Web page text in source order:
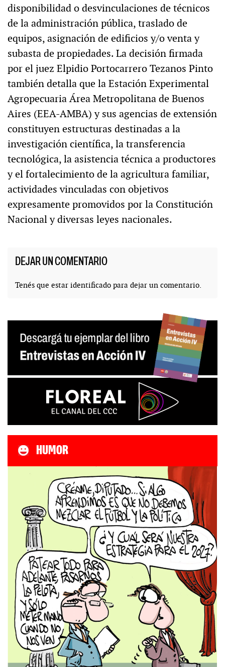
disponibilidad o desvinculaciones de técnicos
de la administración pública, traslado de
equipos, asignación de edificios y/o venta y
subasta de propiedades. La decisión firmada
por el juez Elpidio Portocarrero Tezanos Pinto
también detalla que la Estación Experimental
Agropecuaria Área Metropolitana de Buenos
Aires (EEA-AMBA) y sus agencias de extensión
constituyen estructuras destinadas a la
investigación científica, la transferencia
tecnológica, la asistencia técnica a productores
y el fortalecimiento de la agricultura familiar,
actividades vinculadas con objetivos
expresamente promovidos por la Constitución
Nacional y diversas leyes nacionales.
DEJAR UN COMENTARIO
Tenés que estar identificado para dejar un comentario.
HUMOR